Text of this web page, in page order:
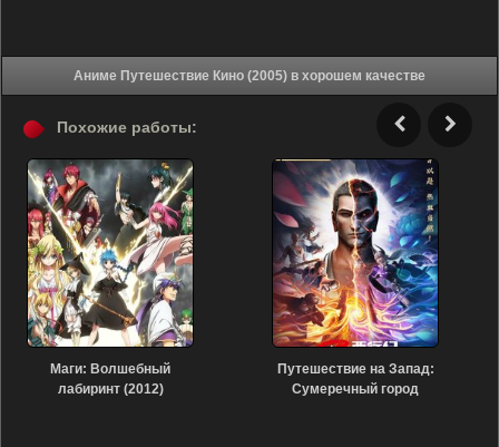
Аниме Путешествие Кино (2005) в хорошем качестве
Похожие работы:
Маги: Волшебный
лабиринт (2012)
Путешествие на Запад:
Сумеречный город